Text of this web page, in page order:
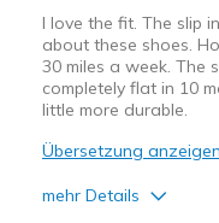
View On Shoes
I love the fit. The slip
about these shoes.
30 miles a week. The
completely flat in 10
little more durable.
Übersetzung anzeigen
mehr Details